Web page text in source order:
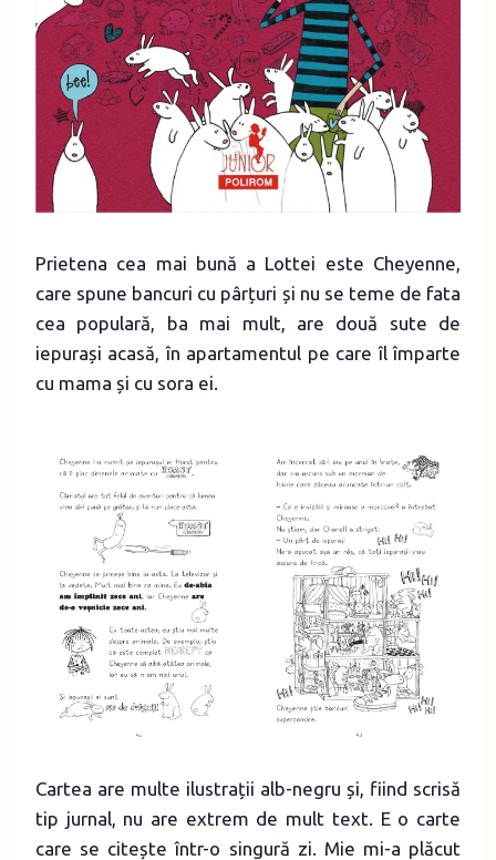
Prietena cea mai bună a Lottei este Cheyenne,
care spune bancuri cu pârțuri și nu se teme de fata
cea populară, ba mai mult, are două sute de
iepurași acasă, în apartamentul pe care îl împarte
cu mama și cu sora ei.
Cartea are multe ilustrații alb-negru și, fiind scrisă
tip jurnal, nu are extrem de mult text. E o carte
care se citește într-o singură zi. Mie mi-a plăcut